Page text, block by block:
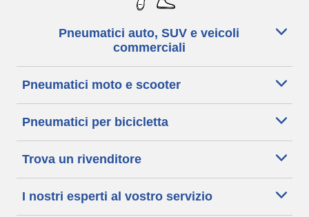
Pneumatici auto, SUV e veicoli
commerciali
Pneumatici moto e scooter
Pneumatici per bicicletta
Trova un rivenditore
I nostri esperti al vostro servizio